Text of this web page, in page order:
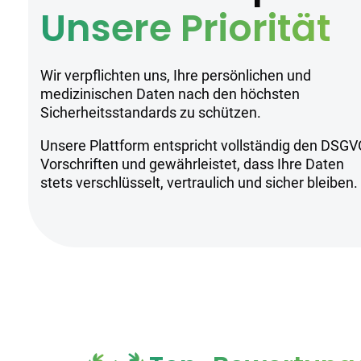
Unsere Priorität
Wir verpflichten uns, Ihre persönlichen und
medizinischen Daten nach den höchsten
Sicherheitsstandards zu schützen.
Unsere Plattform entspricht vollständig den
Vorschriften und gewährleistet, dass Ihre Daten
stets verschlüsselt, vertraulich und sicher bleiben.